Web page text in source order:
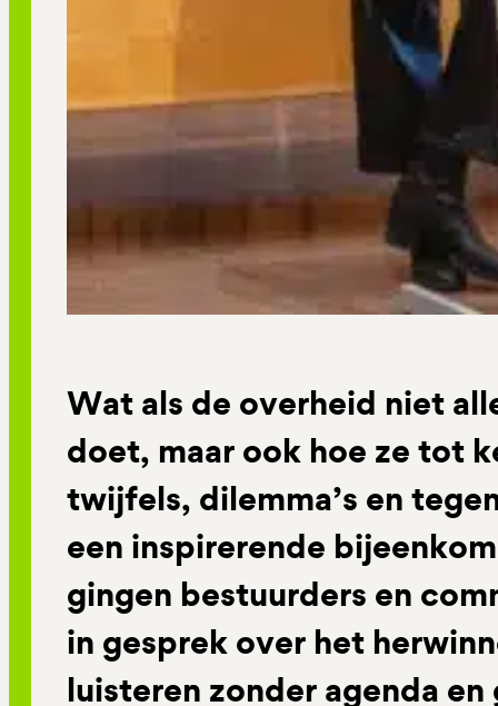
Wat als de overheid niet
doet, maar ook hoe ze tot
twijfels, dilemma’s en
een inspirerende
gingen bestuurders en
in gesprek over het
luisteren zonder agenda en